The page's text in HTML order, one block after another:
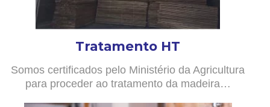
Tratamento HT
Somos certificados pelo Ministério da Agricultura
para proceder ao tratamento da madeira…